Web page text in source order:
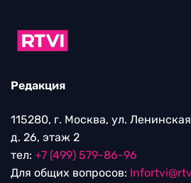
Редакция
115280, г. Москва, ул.
д. 26, этаж 2
тел: +7 (499) 579-86-96
Для общих вопросов: